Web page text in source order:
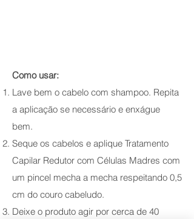
Como usar:
Lave bem o cabelo com shampoo. Repita
a aplicação se necessário e enxágue
bem.
Seque os cabelos e aplique Tratamento
Capilar Redutor com Células Madres com
um pincel mecha a mecha respeitando 0,5
cm do couro cabeludo.
Deixe o produto agir por cerca de 40